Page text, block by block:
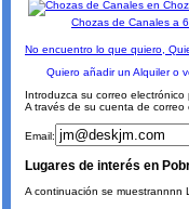
Chozas de Canales a
No encuentro lo que quiero,
Quiero añadir un Alquiler o
Introduzca su correo
A través de su cuenta de
Email:
Lugares de interés en
A continuación se muestrannnn